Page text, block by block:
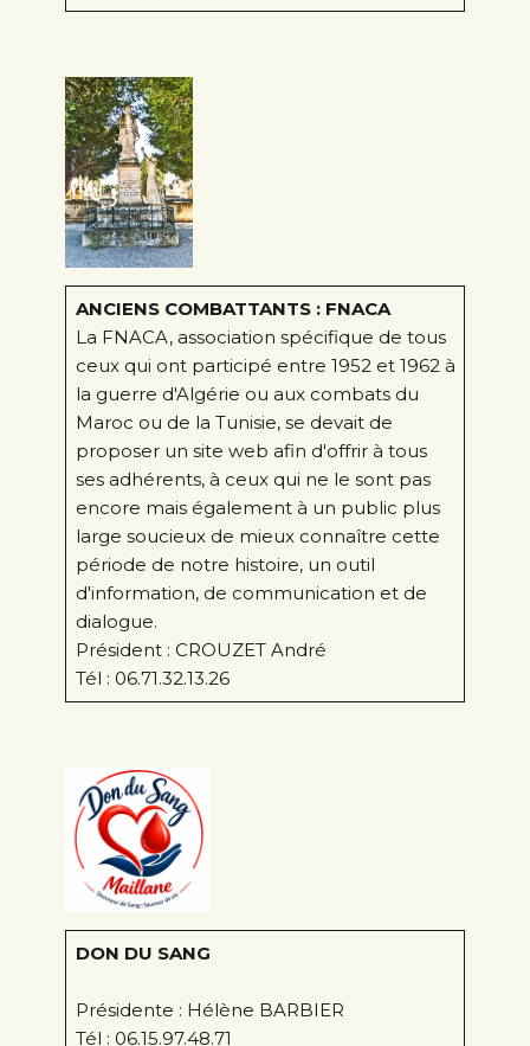
ANCIENS COMBATTANTS : FNACA
La FNACA, association spécifique de tous
ceux qui ont participé entre 1952 et 1962 à
la guerre d'Algérie ou aux combats du
Maroc ou de la Tunisie, se devait de
proposer un site web afin d'offrir à tous
ses adhérents, à ceux qui ne le sont pas
encore mais également à un public plus
large soucieux de mieux connaître cette
période de notre histoire, un outil
d'information, de communication et de
dialogue.
Président : CROUZET André
Tél : 06.71.32.13.26
DON DU SANG
Présidente : Hélène BARBIER
Tél : 06.15.97.48.71